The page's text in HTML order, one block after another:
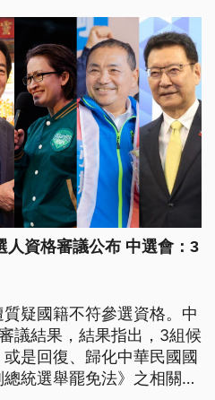
人資格審議公布 中選會：3
疑國籍不符參選資格。中
議結果，結果指出，3組候
是回復、歸化中華民國國
統選舉罷免法》之相關規